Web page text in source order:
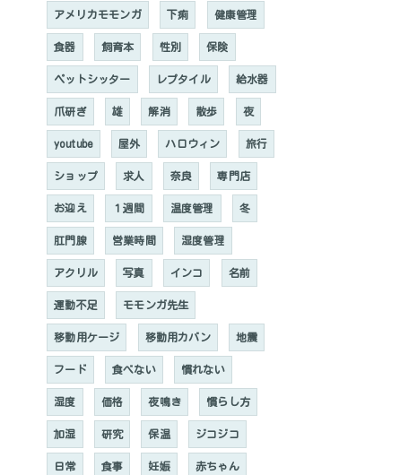
アメリカモモンガ 下痢 健康管理
食器 飼育本 性別 保険
ペットシッター レプタイル 給水器
爪研ぎ 雄 解消 散歩 夜
youtube 屋外 ハロウィン 旅行
ショップ 求人 奈良 専門店
お迎え １週間 温度管理 冬
肛門腺 営業時間 湿度管理
アクリル 写真 インコ 名前
運動不足 モモンガ先生
移動用ケージ 移動用カバン 地震
フード 食べない 慣れない
湿度 価格 夜鳴き 慣らし方
加湿 研究 保温 ジコジコ
日常 食事 妊娠 赤ちゃん